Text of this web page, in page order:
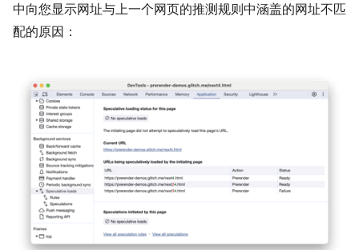
中向您显示网址与上一个网页的推测规则中涵盖的网址不匹
配的原因：